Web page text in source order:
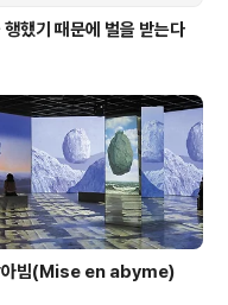
행했기 때문에 벌을 받는다
아빔(Mise en abyme)